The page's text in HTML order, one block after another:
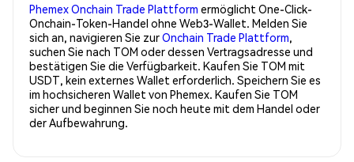
Phemex Onchain Trade Plattform ermöglicht One-Click-
Onchain-Token-Handel ohne Web3-Wallet. Melden Sie
sich an, navigieren Sie zurOnchain Trade Plattform,
suchen Sie nach TOM oder dessen Vertragsadresse und
bestätigen Sie die Verfügbarkeit. Kaufen Sie TOM mit
USDT, kein externes Wallet erforderlich. Speichern Sie es
im hochsicheren Wallet von Phemex. Kaufen Sie TOM
sicher und beginnen Sie noch heute mit dem Handel oder
der Aufbewahrung.